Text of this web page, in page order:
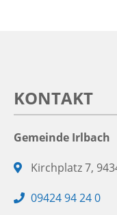
KONTAKT
Gemeinde Irlbach
Adresse:
Kirchplatz 7,
Telefon:
09424 94 24 0